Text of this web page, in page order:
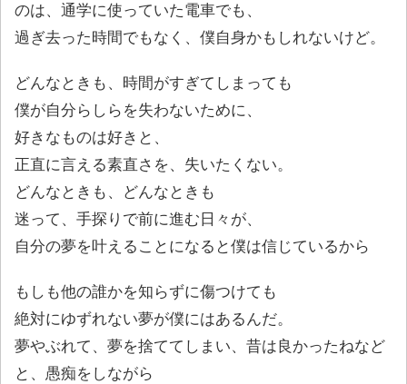
のは、通学に使っていた電車でも、
過ぎ去った時間でもなく、僕自身かもしれないけど。
どんなときも、時間がすぎてしまっても
僕が自分らしらを失わないために、
好きなものは好きと、
正直に言える素直さを、失いたくない。
どんなときも、どんなときも
迷って、手探りで前に進む日々が、
自分の夢を叶えることになると僕は信じているから
もしも他の誰かを知らずに傷つけても
絶対にゆずれない夢が僕にはあるんだ。
夢やぶれて、夢を捨ててしまい、昔は良かったねなど
と、愚痴をしながら